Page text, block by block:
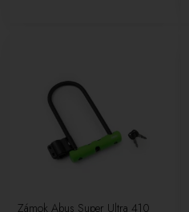
Zámok Abus Super Ultra 410